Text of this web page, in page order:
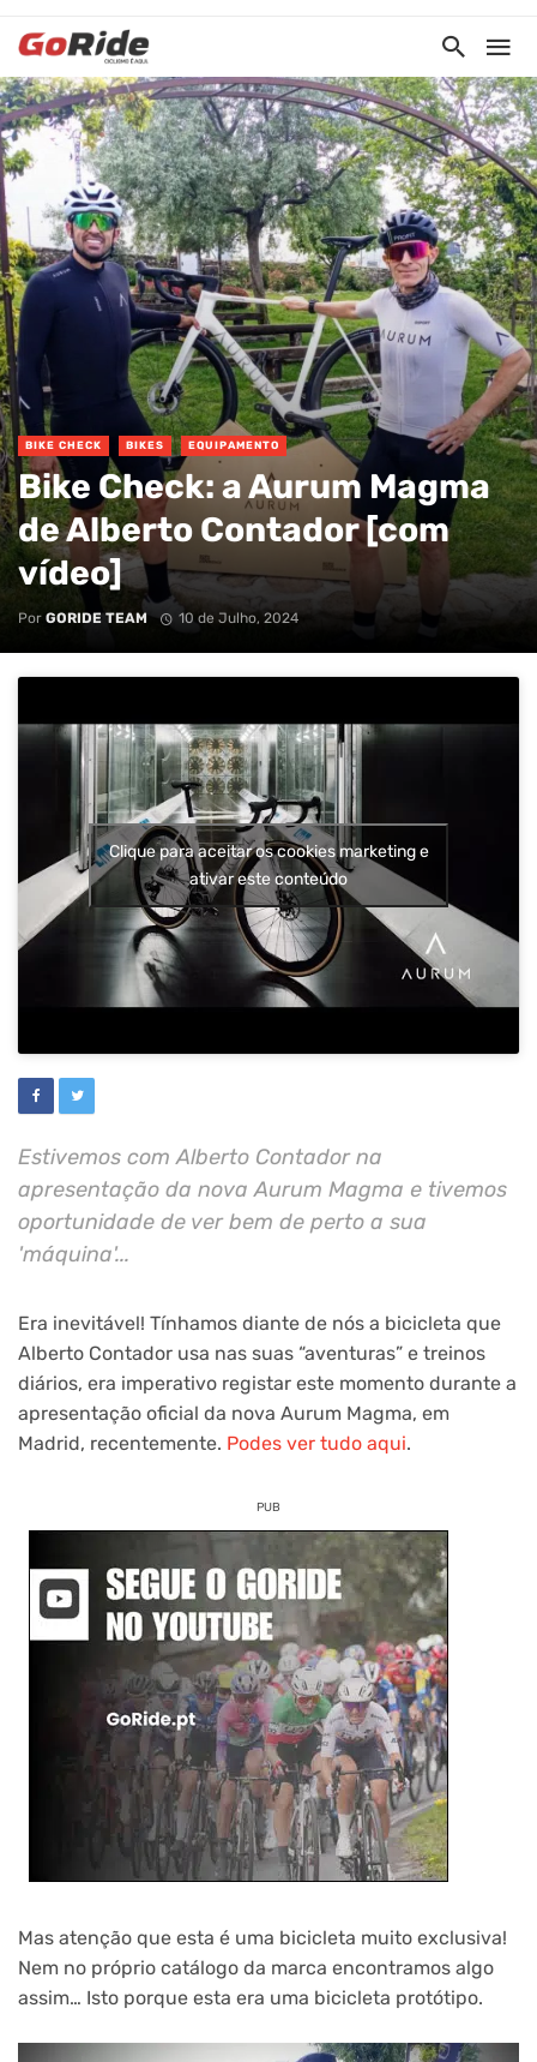
BIKE CHECK BIKES EQUIPAMENTO
Bike Check: a Aurum Magma
de Alberto Contador [com
vídeo]
Por GORIDE TEAM 10 de Julho, 2024
Clique para aceitar os cookies marketing e
ativar este conteúdo
Estivemos com Alberto Contador na
apresentação da nova Aurum Magma e tivemos
oportunidade de ver bem de perto a sua
'máquina'...
Era inevitável! Tínhamos diante de nós a bicicleta que
Alberto Contador usa nas suas “aventuras” e treinos
diários, era imperativo registar este momento durante a
apresentação oficial da nova Aurum Magma, em
Madrid, recentemente. Podes ver tudo aqui.
PUB
Mas atenção que esta é uma bicicleta muito exclusiva!
Nem no próprio catálogo da marca encontramos algo
assim… Isto porque esta era uma bicicleta protótipo.